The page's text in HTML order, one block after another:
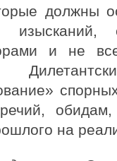
должны
и не
на